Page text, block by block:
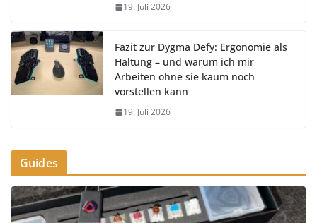
19. Juli 2026
Fazit zur Dygma Defy: Ergonomie als
Haltung – und warum ich mir
Arbeiten ohne sie kaum noch
vorstellen kann
19. Juli 2026
Guides